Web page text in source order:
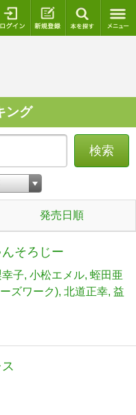
ログイン 新規登録
ング
検索
発売日順
そろじー
子 小松エメル 蛭田亜
ズワーク) 北道正幸 益